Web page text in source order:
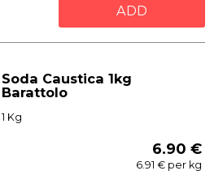
ADD
Soda Caustica 1kg
Barattolo
1 Kg
6.90 €
6.91 € per kg